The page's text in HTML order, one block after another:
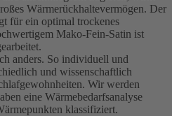
Wärmerückhaltevermögen. Der
für ein optimal trockenes
Mako-Fein-Satin ist
anders. So individuell und
und wissenschaftlich
Wir werden
eine Wärmebedarfsanalyse
klassifiziert.